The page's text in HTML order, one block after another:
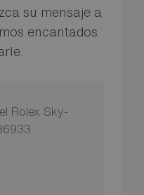
su mensaje a
encantados